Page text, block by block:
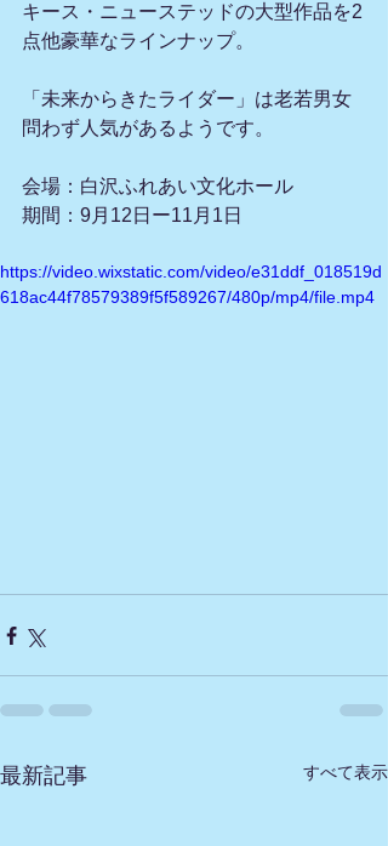
キース・ニューステッドの大型作品を2
点他豪華なラインナップ。
「未来からきたライダー」は老若男女
問わず人気があるようです。
会場：白沢ふれあい文化ホール
期間：9月12日ー11月1日
https://video.wixstatic.com/video/e31ddf_018519d
618ac44f78579389f5f589267/480p/mp4/file.mp4
最新記事 すべて表示